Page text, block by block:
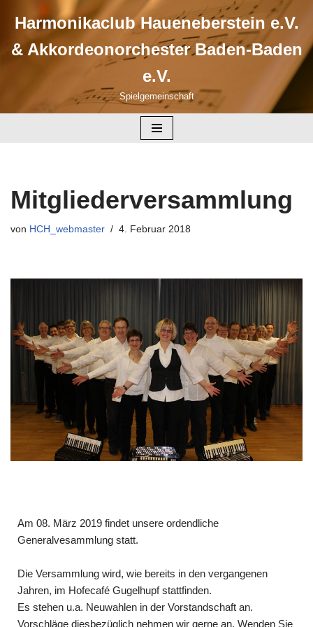
Zum
Inhalt
Harmonikaclub Haueneberstein e.V.
& Akkordeonorchester Baden-Baden
e.V.
Spielgemeinschaft
Mitgliederversammlung
von HCH_webmaster 4. Februar 2018
Am 08. März 2019 findet unsere ordendliche
Generalvesammlung statt.
Die Versammlung wird, wie bereits in den vergangenen
Jahren, im Hofecafé Gugelhupf stattfinden.
Es stehen u.a. Neuwahlen in der Vorstandschaft an.
Vorschläge diesbezüglich nehmen wir gerne an. Wenden Sie